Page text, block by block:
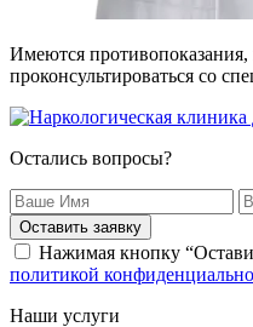
Имеются противопоказания,
проконсультироваться со
Остались вопросы?
Оставить заявку
Нажимая кнопку
политикой
Наши услуги